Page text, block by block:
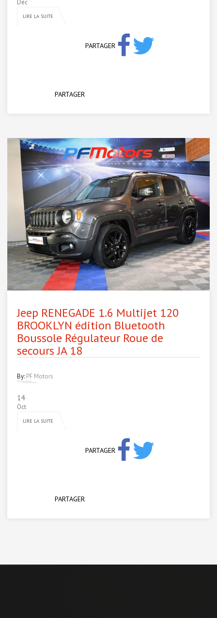
Déc
LIRE LA SUITE
PARTAGER
PARTAGER
Jeep RENEGADE 1.6 Multijet 120
BROOKLYN édition Bluetooth
Boussole Régulateur Roue de
secours JA 18
By: PF Motors
14
Oct
LIRE LA SUITE
PARTAGER
PARTAGER